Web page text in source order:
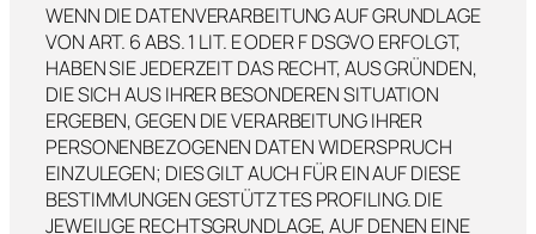
WENN DIE DATENVERARBEITUNG AUF GRUNDLAGE
VON ART. 6 ABS. 1 LIT. E ODER F DSGVO ERFOLGT,
HABEN SIE JEDERZEIT DAS RECHT, AUS GRÜNDEN,
DIE SICH AUS IHRER BESONDEREN SITUATION
ERGEBEN, GEGEN DIE VERARBEITUNG IHRER
PERSONENBEZOGENEN DATEN WIDERSPRUCH
EINZULEGEN; DIES GILT AUCH FÜR EIN AUF DIESE
BESTIMMUNGEN GESTÜTZTES PROFILING. DIE
JEWEILIGE RECHTSGRUNDLAGE, AUF DENEN EINE